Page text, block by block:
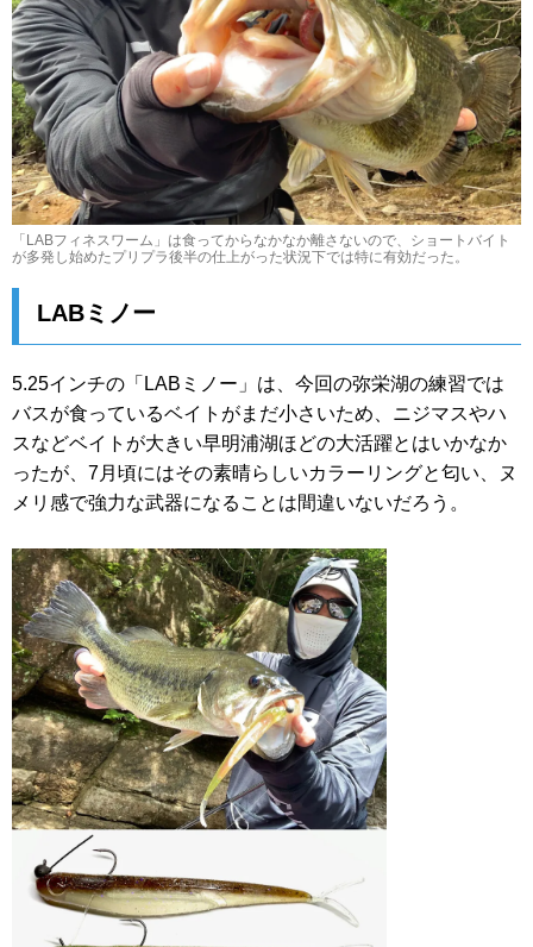
「LABフィネスワーム」は食ってからなかなか離さないので、ショートバイト
が多発し始めたプリプラ後半の仕上がった状況下では特に有効だった。
LABミノー
5.25インチの「LABミノー」は、今回の弥栄湖の練習では
バスが食っているベイトがまだ小さいため、ニジマスやハ
スなどベイトが大きい早明浦湖ほどの大活躍とはいかなか
ったが、7月頃にはその素晴らしいカラーリングと匂い、ヌ
メリ感で強力な武器になることは間違いないだろう。